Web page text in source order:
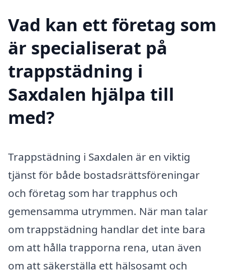
Vad kan ett företag som
är specialiserat på
trappstädning i
Saxdalen hjälpa till
med?
Trappstädning i Saxdalen är en viktig
tjänst för både bostadsrättsföreningar
och företag som har trapphus och
gemensamma utrymmen. När man talar
om trappstädning handlar det inte bara
om att hålla trapporna rena, utan även
om att säkerställa ett hälsosamt och